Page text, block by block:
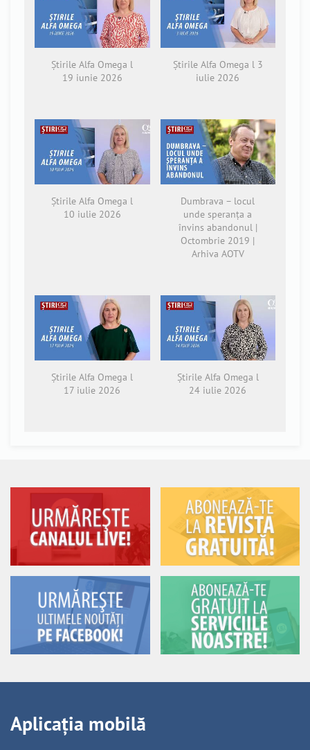
Știrile Alfa Omega l
19 iunie 2026
Știrile Alfa Omega l 3
iulie 2026
Știrile Alfa Omega l
10 iulie 2026
Dumbrava – locul
unde speranța a
învins abandonul |
Octombrie 2019 |
Arhiva AOTV
Știrile Alfa Omega l
17 iulie 2026
Știrile Alfa Omega l
24 iulie 2026
Aplicația mobilă